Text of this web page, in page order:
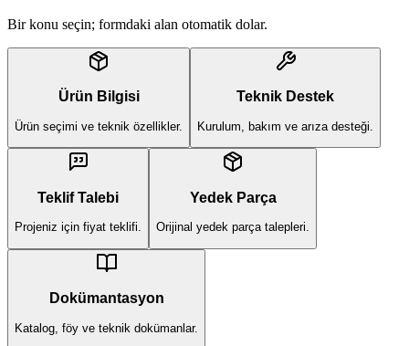
Bir konu seçin; formdaki alan otomatik dolar.
Ürün Bilgisi
Ürün seçimi ve teknik özellikler.
Teknik Destek
Kurulum, bakım ve arıza desteği.
Teklif Talebi
Projeniz için fiyat teklifi.
Yedek Parça
Orijinal yedek parça talepleri.
Dokümantasyon
Katalog, föy ve teknik dokümanlar.